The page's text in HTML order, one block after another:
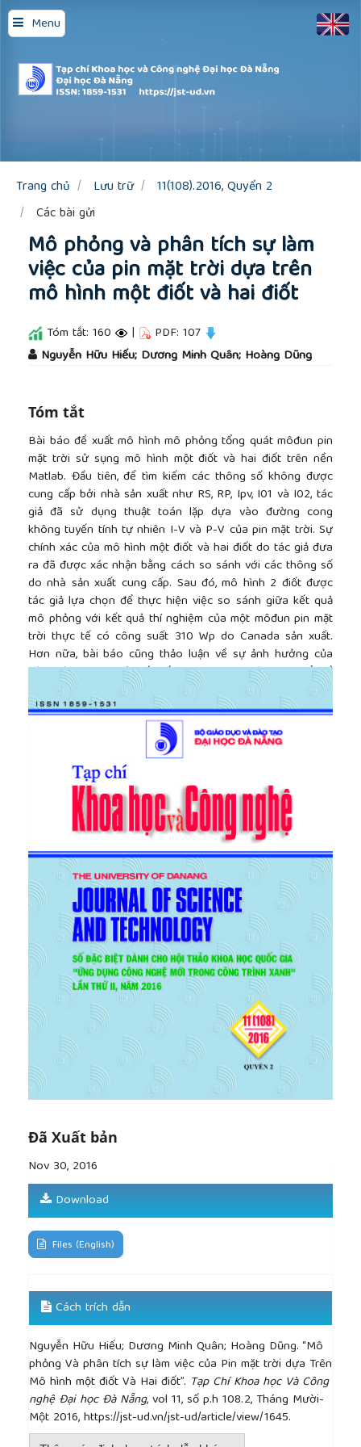
Menu
Quick
jump
to
page
content
Main
Sidebar
Trang chủ Lưu trữ
11(108).2016, Quyển 2
Các bài gửi
Mô phỏng và phân tích sự làm
việc của pin mặt trời dựa trên
mô hình một điốt và hai điốt
Tóm tắt: 160 | PDF: 107
Nguyễn Hữu Hiếu; Dương Minh Quân; Hoàng Dũng
Tóm tắt
Bài báo đề xuất mô hình mô phỏng tổng quát môđun pin
mặt trời sử sụng mô hình một điốt và hai điốt trên nền
Matlab. Đầu tiên, để tìm kiếm các thông số không được
cung cấp bởi nhà sản xuất như RS, RP, Ipv, I01 và I02, tác
giả đã sử dụng thuật toán lặp dựa vào đường cong
không tuyến tính tự nhiên I-V và P-V của pin mặt trời. Sự
chính xác của mô hình một điốt và hai điốt do tác giả đưa
ra đã được xác nhận bằng cách so sánh với các thông số
do nhà sản xuất cung cấp. Sau đó, mô hình 2 điốt được
tác giả lựa chọn để thực hiện việc so sánh giữa kết quả
mô phỏng với kết quả thí nghiệm của một môđun pin mặt
trời thực tế có công suất 310 Wp do Canada sản xuất.
Hơn nữa, bài báo cũng thảo luận về sự ảnh hưởng của
các giá trị điện trở nối tiếp, song song, các thay đổi về
nhiệt độ, bức xạ đến khả năng làm việc của pin mặt trời.
Đã Xuất bản
Nov 30, 2016
Download
Files (English)
Cách trích dẫn
Nguyễn Hữu Hiếu; Dương Minh Quân; Hoàng Dũng. “Mô
phỏng Và phân tích sự làm việc của Pin mặt trời dựa Trên
Mô hình một điốt Và Hai điốt”. Tạp Chí Khoa học Và Công
nghệ Đại học Đà Nẵng, vol 11, số p.h 108.2, Tháng Mười-
Một 2016, https://jst-ud.vn/jst-ud/article/view/1645.